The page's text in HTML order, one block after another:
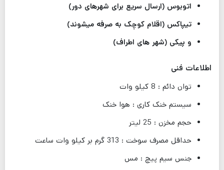
اتوبوس (ارسال سریع برای شهرهای دور)
تیپاکس (اقلام کوچک به صرفه میشوند)
و پیکی (شهر های اطراف)
اطلاعات فنی
توان دائم : 8 کیلو وات
سیستم خنک کاری : هوا خنک
حجم مخزن : 25 لیتر
حداقل مصرف سوخت : 313 گرم بر کیلو وات ساعت
جنس سیم پیچ : مس